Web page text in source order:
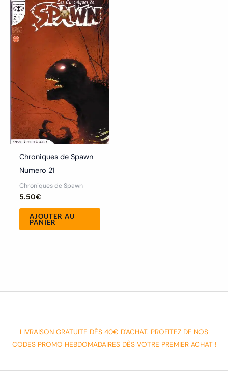
Chroniques de Spawn
Numero 21
Chroniques de Spawn
5.50€
AJOUTER AU
PANIER
LIVRAISON GRATUITE DÈS 40€ D'ACHAT. PROFITEZ DE NOS
CODES PROMO HEBDOMADAIRES DÈS VOTRE PREMIER ACHAT !